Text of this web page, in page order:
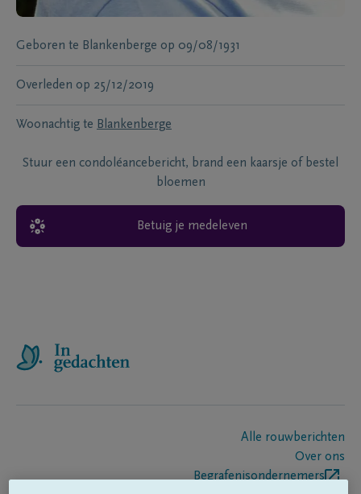
Geboren te Blankenberge op 09/08/1931
Overleden op 25/12/2019
Woonachtig te Blankenberge
Stuur een condoléancebericht, brand een kaarsje of bestel
bloemen
Betuig je medeleven
Alle rouwberichten
Over ons
Begrafenisondernemers